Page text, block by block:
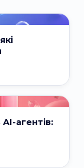
агентів: